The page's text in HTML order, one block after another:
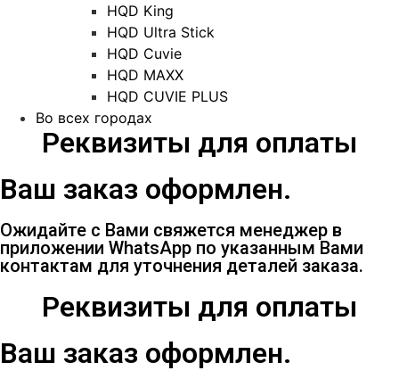
HQD King
HQD Ultra Stick
HQD Cuvie
HQD MAXX
HQD CUVIE PLUS
Во всех городах
Реквизиты для оплаты
Ваш заказ оформлен.
Ожидайте с Вами свяжется менеджер в
приложении WhatsApp по указанным Вами
контактам для уточнения деталей заказа.
Реквизиты для оплаты
Ваш заказ оформлен.